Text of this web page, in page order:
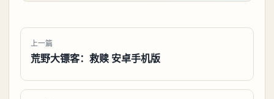
上一篇
荒野大镖客：救赎 安卓手机版